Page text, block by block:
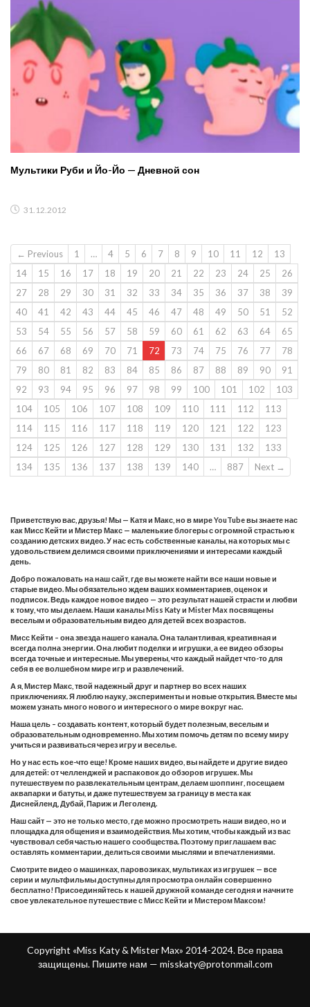
Мультики Руби и Йо-Йо — Дневной сон
31.12.2012
← Previous 1 … 4 5 6 7 8 9 10 11 12
13
14
15 16 17 18 19 20 21 22 23 24 25
26
27
28 29 30 31 32 33 34 35 36 37 38
39
40
41 42 43 44 45 46 47 48 49 50 51
52
53
54 55 56 57 58 59 60 61 62 63 64
65
66
67 68 69 70 71 72 73 74 75 76 77
78
79
80 81 82 83 84 85 86 87 88 89 90
91
92
93 94 95 96 97 98 99 100 101 102
103
104
105 106 107 108 109 110 111 112
113
114
115 116 117 118 119 120 121 122
123
124
125 126 127 128 129 130 131 132
133
134
135 136 137 138 139 140 … 887 Next →
Приветствую вас, друзья! Мы — Катя и Макс, но в мире YouTube вы знаете нас
как Мисс Кейти и Мистер Макс — маленькие блогеры с огромной страстью к
созданию детских видео. У нас есть собственные каналы, на которых мы с
удовольствием делимся своими приключениями и интересами каждый
день.
Добро пожаловать на наш сайт, где вы можете найти все наши новые и
старые видео. Мы обязательно ждем ваших комментариев, оценок и
подписок. Ведь каждое новое видео — это результат нашей страсти и любви
к тому, что мы делаем. Наши каналы Miss Katy и Mister Max посвящены
веселым и образовательным видео для детей всех возрастов.
Мисс Кейти – она звезда нашего канала. Она талантливая, креативная и
всегда полна энергии. Она любит поделки и игрушки, а ее видео обзоры
всегда точные и интересные. Мы уверены, что каждый найдет что-то для
себя в ее волшебном мире игр и развлечений.
А я, Мистер Макс, твой надежный друг и партнер во всех наших
приключениях. Я люблю науку, эксперименты и новые открытия. Вместе мы
можем узнать много нового и интересного о мире вокруг нас.
Наша цель – создавать контент, который будет полезным, веселым и
образовательным одновременно. Мы хотим помочь детям по всему миру
учиться и развиваться через игру и веселье.
Но у нас есть кое-что еще! Кроме наших видео, вы найдете и другие видео
для детей: от челленджей и распаковок до обзоров игрушек. Мы
путешествуем по развлекательным центрам, делаем шоппинг, посещаем
аквапарки и батуты, и даже путешествуем за границу в места как
Диснейленд, Дубай, Париж и Леголенд.
Наш сайт — это не только место, где можно просмотреть наши видео, но и
площадка для общения и взаимодействия. Мы хотим, чтобы каждый из вас
чувствовал себя частью нашего сообщества. Поэтому приглашаем вас
оставлять комментарии, делиться своими мыслями и впечатлениями.
Смотрите видео о машинках, паровозиках, мультиках из игрушек — все
серии и мультфильмы доступны для просмотра онлайн совершенно
бесплатно! Присоединяйтесь к нашей дружной команде сегодня и начните
свое увлекательное путешествие с Мисс Кейти и Мистером Максом!
Copyright «Miss Katy & Mister Max» 2014-2024. Все права
защищены. Пишите нам — misskaty@protonmail.com